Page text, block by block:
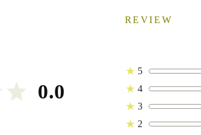
REVIEW
0.0
★ 5
★ 4
★ 3
★ 2